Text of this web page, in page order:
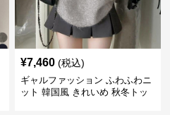
¥7,460 (税込)
ギャルファッション ふわふわニ
ット 韓国風 きれいめ 秋冬トッ